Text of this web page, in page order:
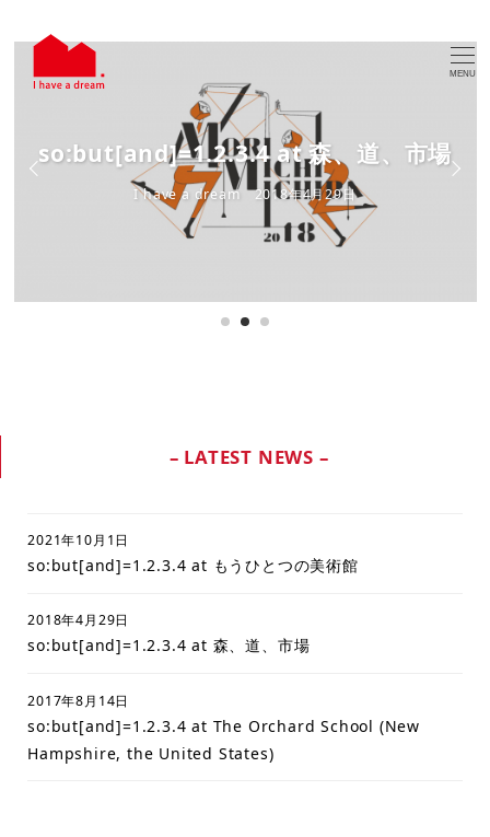
MENU
so:but[and]=1.2.3.4 at 森、道、市場
I have a dream 2018年4月29日
– LATEST NEWS –
so:but[and]=1.2.3.4 at もうひとつの美術館
2021年10月1日
so:but[and]=1.2.3.4 at 森、道、市場
2018年4月29日
so:but[and]=1.2.3.4 at The Orchard School (New
Hampshire, the United States)
2017年8月14日